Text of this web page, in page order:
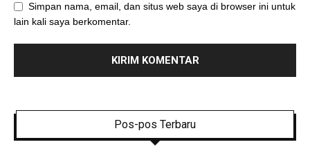
Simpan nama, email, dan situs web saya di browser ini untuk
lain kali saya berkomentar.
Pos-pos Terbaru